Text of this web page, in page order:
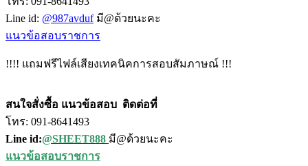
Line id: @987avdufมี@ด้วยนะคะ
แนวข้อสอบราชการ
!!!! แถมฟรีไฟล์เสียงเทคนิคการสอบสัมภาษณ์ !!!
สนใจสั่งซื้อ แนวข้อสอบ ติดต่อที่
โทร: 091-8641493
Line id:@SHEET888 มี@ด้วยนะคะ
แนวข้อสอบราชการ